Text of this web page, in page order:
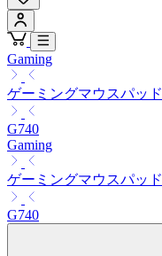
Gaming
ゲーミングマウスパッド
G740
Gaming
ゲーミングマウスパッド
G740